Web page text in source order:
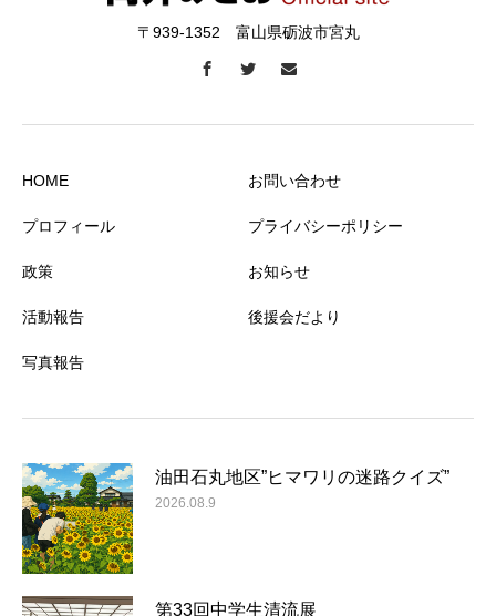
〒939-1352 富山県砺波市宮丸
HOME
プロフィール
政策
活動報告
写真報告
お問い合わせ
プライバシーポリシー
お知らせ
後援会だより
油田石丸地区”ヒマワリの迷路クイズ”
2026.08.9
第33回中学生清流展